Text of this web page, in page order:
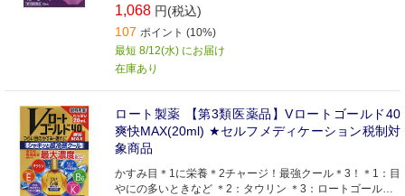
目に効果を発揮します (3)ゴマ油(製剤の安定剤)、ハッカ油
(清涼化剤)、ユーカリ油(清涼化剤)配合で、うるおい感のあ
るすっきり気持ちのいいさし心地です ※一般用眼科用薬製
造承認基準の最大濃度配合
1,068 円(税込)
107 ポイント (10%)
最短 8/12(水) にお届け
在庫あり
ロート製薬 【第3類医薬品】Vロートゴールド40
爽快MAX(20ml) ★セルフメディケーション税制対
象商品
かすみ目＊1に栄養＊2チャージ！最強クール＊3！＊1：目
やにの多いときなど ＊2：タウリン ＊3：ロートゴールド4